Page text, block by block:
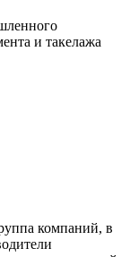
и такелажа
компаний, в